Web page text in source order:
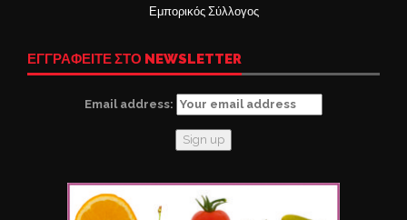
Εμπορικός Σύλλογος
ΕΓΓΡΑΦΕΙΤΕ ΣΤΟ NEWSLETTER
Email address: